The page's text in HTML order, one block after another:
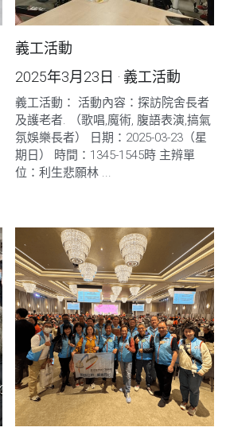
義工活動
2025年3月23日 · 義工活動
義工活動： 活動內容：探訪院舍長者
及護老者. （歌唱,魔術, 腹語表演,搞氣
氛娛樂長者） 日期：2025-03-23（星
期日） 時間：1345-1545時 主辨單
位：利生悲願林 ...